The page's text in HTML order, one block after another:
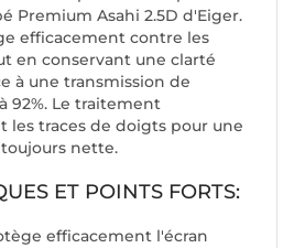
Premium Asahi 2.5D d'Eiger.
efficacement contre les
en conservant une clarté
à une transmission de
92%. Le traitement
les traces de doigts pour une
nette.
ET POINTS FORTS:
efficacement l'écran